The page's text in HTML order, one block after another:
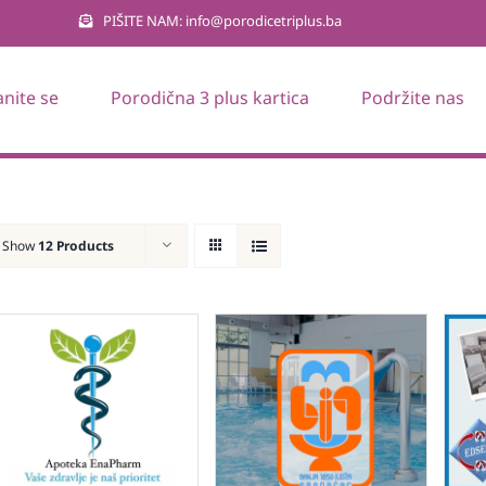
PIŠITE NAM: info@porodicetriplus.ba
se Porodična 3 plus kartica Podržite nas
Show 12 Products